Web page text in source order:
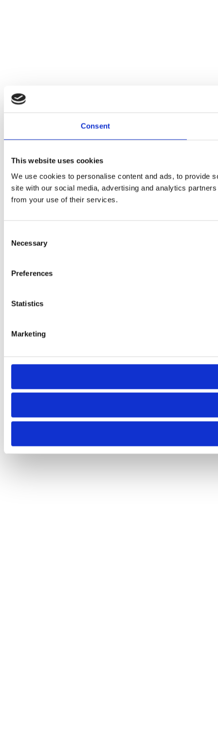
Consent
This website uses cookies
We use cookies to personalise content and ads, to provide
site with our social media, advertising and analytics
from your use of their services.
Selection
Necessary
Preferences
Statistics
Marketing